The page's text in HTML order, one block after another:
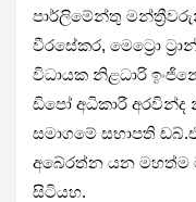
පාර්ලිමේන්තු
වීරසේකර, මෙට්‍රො
විධායක නිළධාරි
ඩිපෝ අධිකාරී
සමාගමේ සභාපති
අබේරත්න යන මහත්ම
සිටියහ.